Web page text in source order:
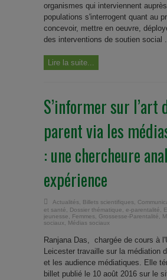
organismes qui interviennent
populations s'interrogent quant au
concevoir, mettre en oeuvre,
des interventions de soutien social
Lire la suite...
S’informer sur l’art
parent via les
: une chercheure
expérience
Actualités, Billets scientifiques,
et santé, Dossier thématique, e-parentalité,
jeunesse, Femmes, Grossesse-Parentalité,
sociaux, Médias sociaux
Ranjana Das, chargée de cours à
Leicester travaille sur la médiation
et les audience médiatiques. Elle
billet publié le 10 août 2016 sur le